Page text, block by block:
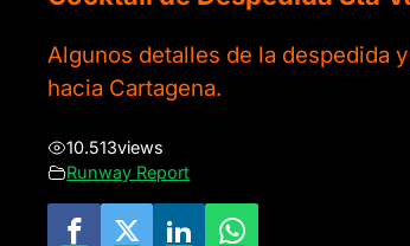
Algunos detalles de la despedida
hacia Cartagena.
10.513views
Runway Report